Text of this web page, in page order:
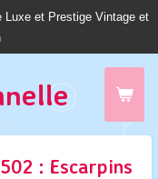
Luxe et Prestige Vintage et
: Escarpins